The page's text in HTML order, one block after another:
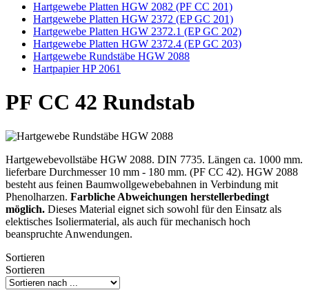
Hartgewebe Platten HGW 2082 (PF CC 201)
Hartgewebe Platten HGW 2372 (EP GC 201)
Hartgewebe Platten HGW 2372.1 (EP GC 202)
Hartgewebe Platten HGW 2372.4 (EP GC 203)
Hartgewebe Rundstäbe HGW 2088
Hartpapier HP 2061
PF CC 42 Rundstab
Hartgewebevollstäbe HGW 2088. DIN 7735. Längen ca. 1000 mm.
lieferbare Durchmesser 10 mm - 180 mm. (PF CC 42). HGW 2088
besteht aus feinen Baumwollgewebebahnen in Verbindung mit
Phenolharzen. Farbliche Abweichungen herstellerbedingt
möglich. Dieses Material eignet sich sowohl für den Einsatz als
elektisches Isoliermaterial, als auch für mechanisch hoch
beanspruchte Anwendungen.
Sortieren
Sortieren